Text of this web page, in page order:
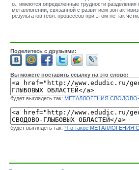
о., имеются определенные трудности
металлогении, связанной с развитием зон
результатов геол. процессов при этом не так
Поделитесь с друзьями:
Вы можете поставить ссылку на это слово:
будет выглядеть так: МЕТАЛЛОГЕНИЯ
будет выглядеть так: Что такое